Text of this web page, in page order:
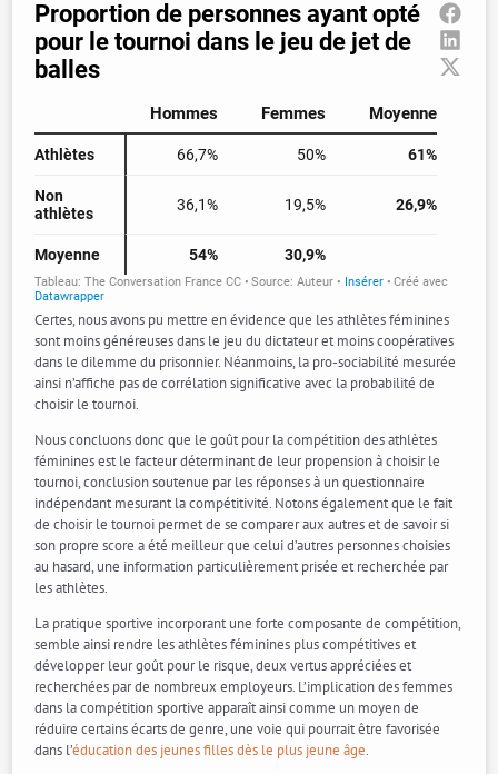
Certes, nous avons pu mettre en évidence que les athlètes féminines
sont moins généreuses dans le jeu du dictateur et moins coopératives
dans le dilemme du prisonnier. Néanmoins, la pro-sociabilité mesurée
ainsi n’affiche pas de corrélation significative avec la probabilité de
choisir le tournoi.
Nous concluons donc que le goût pour la compétition des athlètes
féminines est le facteur déterminant de leur propension à choisir le
tournoi, conclusion soutenue par les réponses à un questionnaire
indépendant mesurant la compétitivité. Notons également que le fait
de choisir le tournoi permet de se comparer aux autres et de savoir si
son propre score a été meilleur que celui d’autres personnes choisies
au hasard, une information particulièrement prisée et recherchée par
les athlètes.
La pratique sportive incorporant une forte composante de compétition,
semble ainsi rendre les athlètes féminines plus compétitives et
développer leur goût pour le risque, deux vertus appréciées et
recherchées par de nombreux employeurs. L’implication des femmes
dans la compétition sportive apparaît ainsi comme un moyen de
réduire certains écarts de genre, une voie qui pourrait être favorisée
dans l’éducation des jeunes filles dès le plus jeune âge.